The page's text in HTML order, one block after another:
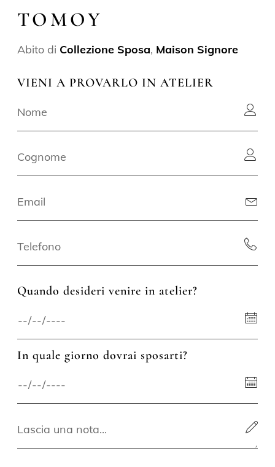
TOMOY
Abito di Collezione Sposa, Maison Signore
VIENI A PROVARLO IN ATELIER
Quando desideri venire in atelier?
In quale giorno dovrai sposarti?